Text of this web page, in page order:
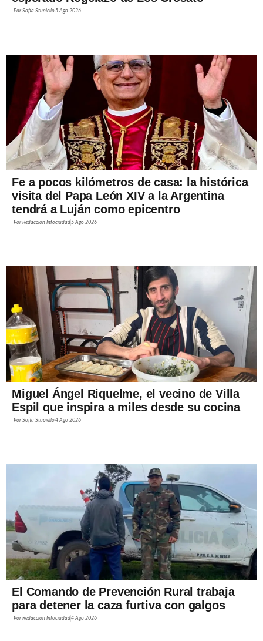
PorSofía Stupiello5 Ago 2026
Fe a pocos kilómetros de casa: la histórica
visita del Papa León XIV a la Argentina
tendrá a Luján como epicentro
PorRedacción Infociudad5 Ago 2026
Miguel Ángel Riquelme, el vecino de Villa
Espil que inspira a miles desde su cocina
PorSofía Stupiello4 Ago 2026
El Comando de Prevención Rural trabaja
para detener la caza furtiva con galgos
PorRedacción Infociudad4 Ago 2026